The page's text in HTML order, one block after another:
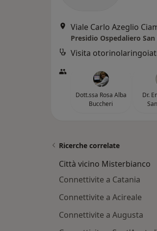
Viale Carlo Azeglio
Presidio Ospedaliero San
Visita
Dott.ssa Rosa Alba
Buccheri
Dr.
Ricerche correlate
Città vicino Misterbianco
Connettivite a Catania
Connettivite a Acireale
Connettivite a Augusta